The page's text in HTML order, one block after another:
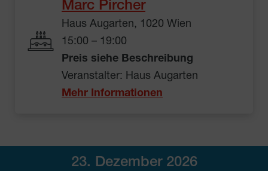
Marc Pircher
Haus Augarten, 1020 Wien
15:00 – 19:00
Preis siehe Beschreibung
Veranstalter: Haus Augarten
Mehr Informationen
23. Dezember 2026